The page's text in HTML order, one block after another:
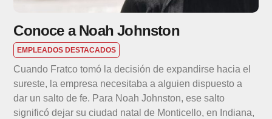
Conoce a Noah Johnston
EMPLEADOS DESTACADOS
Cuando Fratco tomó la decisión de expandirse hacia el
sureste, la empresa necesitaba a alguien dispuesto a
dar un salto de fe. Para Noah Johnston, ese salto
significó dejar su ciudad natal de Monticello, en Indiana,